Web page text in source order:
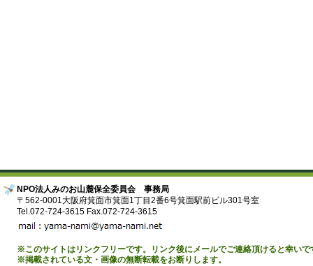
NPO法人みのお山麓保全委員会 事務局
〒562-0001大阪府箕面市箕面1丁目2番6号箕面駅前ビル301号室
Tel.072-724-3615 Fax.072-724-3615
※このサイトはリンクフリーです。リンク後にメールでご連絡頂けると幸いで
※掲載されている文・画像の無断転載をお断りします。